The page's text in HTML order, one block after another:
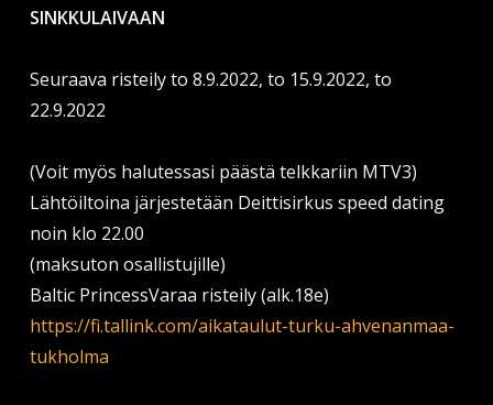
SINKKULAIVAAN
Seuraava risteily to 8.9.2022, to 15.9.2022, to
22.9.2022
(Voit myös halutessasi päästä telkkariin MTV3)
Lähtöiltoina järjestetään Deittisirkus speed dating
noin klo 22.00
(maksuton osallistujille)
Baltic PrincessVaraa risteily (alk.18e)
https://fi.tallink.com/aikataulut-turku-ahvenanmaa-
tukholma